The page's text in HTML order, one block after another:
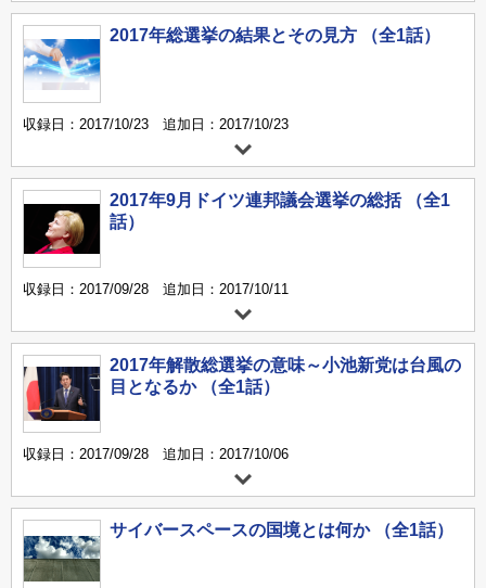
2017年総選挙の結果とその見方 （全1話）
収録日：2017/10/23 追加日：2017/10/23
2017年9月ドイツ連邦議会選挙の総括 （全1
話）
収録日：2017/09/28 追加日：2017/10/11
2017年解散総選挙の意味～小池新党は台風の
目となるか （全1話）
収録日：2017/09/28 追加日：2017/10/06
サイバースペースの国境とは何か （全1話）